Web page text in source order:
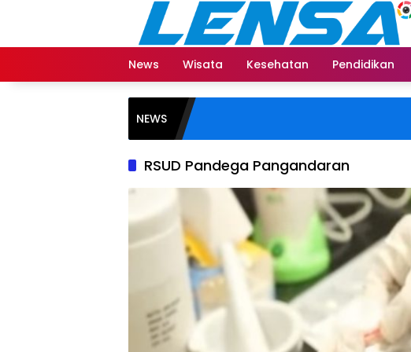
News
Wisata Kesehatan Pendidikan
NEWS
RSUD Pandega Pangandaran